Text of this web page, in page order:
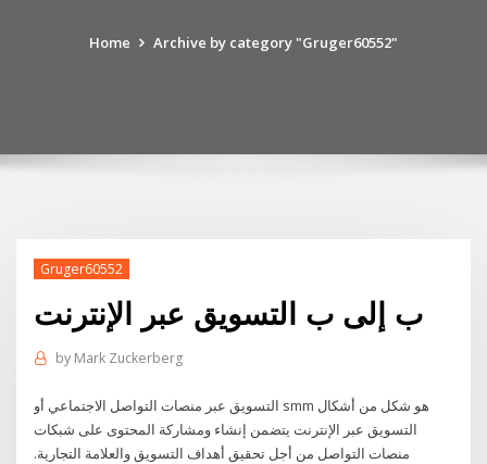
Home Archive by category "Gruger60552"
Gruger60552
ب إلى ب التسويق عبر الإنترنت
by Mark Zuckerberg
التسويق عبر منصات التواصل الاجتماعي أو smm هو شكل من أشكال
التسويق عبر الإنترنت يتضمن إنشاء ومشاركة المحتوى على شبكات
منصات التواصل من أجل تحقيق أهداف التسويق والعلامة التجارية.